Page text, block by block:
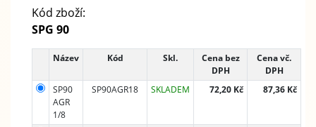
Kód zboží:
SPG 90
Název Kód Skl.
Cena bez
DPH
Cena vč.
DPH
SP90
AGR
1/8
SP90AGR18 SKLADEM 72,20 Kč 87,36 Kč